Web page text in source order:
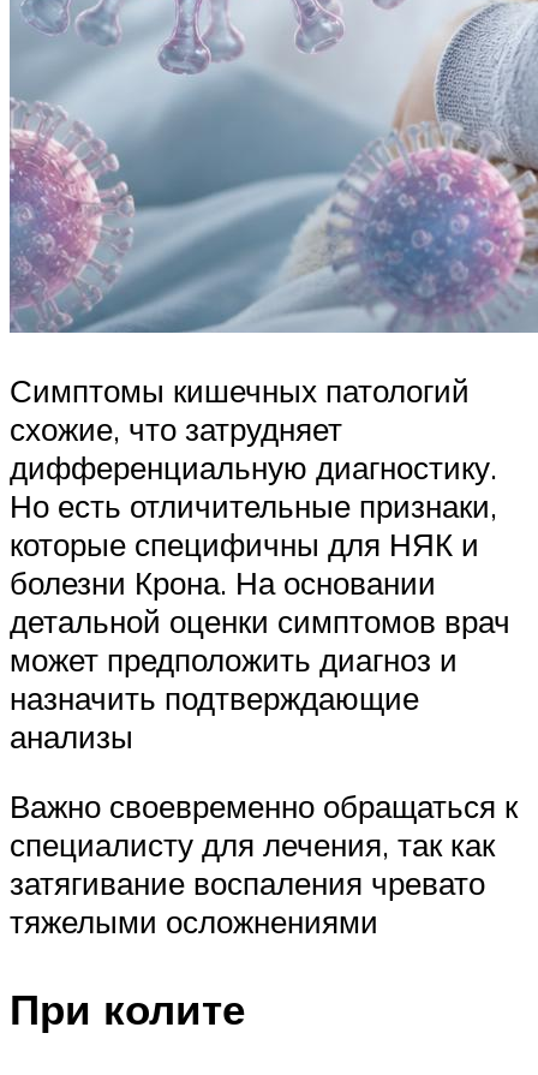
Симптомы кишечных патологий
схожие, что затрудняет
дифференциальную диагностику.
Но есть отличительные признаки,
которые специфичны для НЯК и
болезни Крона. На основании
детальной оценки симптомов врач
может предположить диагноз и
назначить подтверждающие
анализы
Важно своевременно обращаться к
специалисту для лечения, так как
затягивание воспаления чревато
тяжелыми осложнениями
При колите